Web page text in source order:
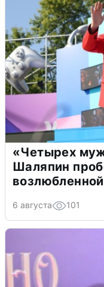
«Четырех
Шаляпин
возлюбленной
6 августа 101